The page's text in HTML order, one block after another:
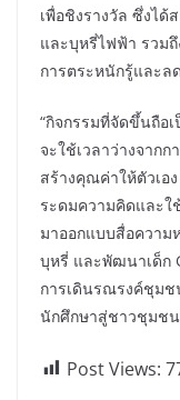
เพื่อชิงรางวัล ซึ่งได้
และบุหรี่ไฟฟ้า รวมถึ
การตระหนักรู้และ
“กิจกรรมที่จัดขึ้นถือ
จะใช้เวลาว่างจาก
สร้างคุณค่าให้ตัวเอ
ระดมความคิดและใ
มาออกแบบสื่อความ
บุหรี่ และพัฒนาเด็ก
การเดินรณรงค์ชุมช
นักศึกษาสู่ชาวชุมชน
Post Views: